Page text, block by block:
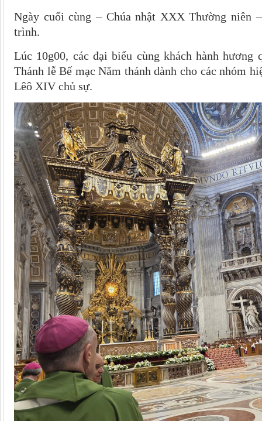
Ngày cuối cùng – Chúa nhật XXX Thường niên
trình.
Lúc 10g00, các đại biểu cùng khách hành
Thánh lễ Bế mạc Năm thánh dành cho các nhóm
Lêô XIV chủ sự.